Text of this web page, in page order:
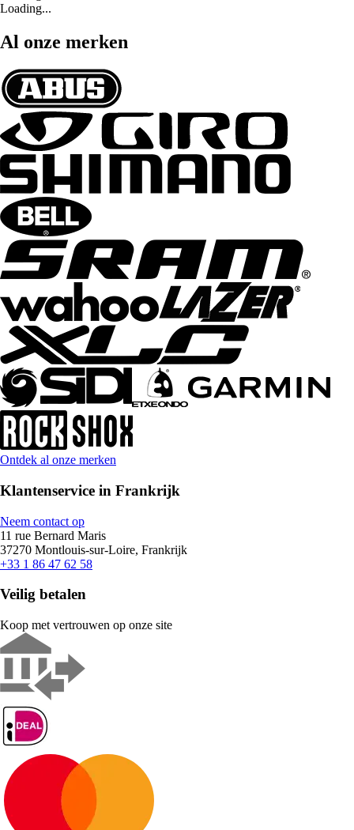
Loading...
Al onze merken
Ontdek al onze merken
Klantenservice in Frankrijk
Neem contact op
11 rue Bernard Maris
37270 Montlouis-sur-Loire, Frankrijk
+33 1 86 47 62 58
Veilig betalen
Koop met vertrouwen op onze site